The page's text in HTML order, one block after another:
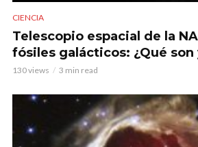
CIENCIA
Telescopio espacial de la
fósiles galácticos: ¿Qué son
130 views 3 min read